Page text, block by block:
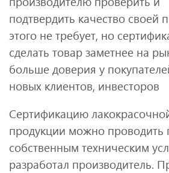
подтвердить качество своей
этого не требует, но
сделать товар заметнее на
больше доверия у
новых клиентов, инвесторов
Сертификацию
продукции можно проводить
собственным техническим
разработал производитель.